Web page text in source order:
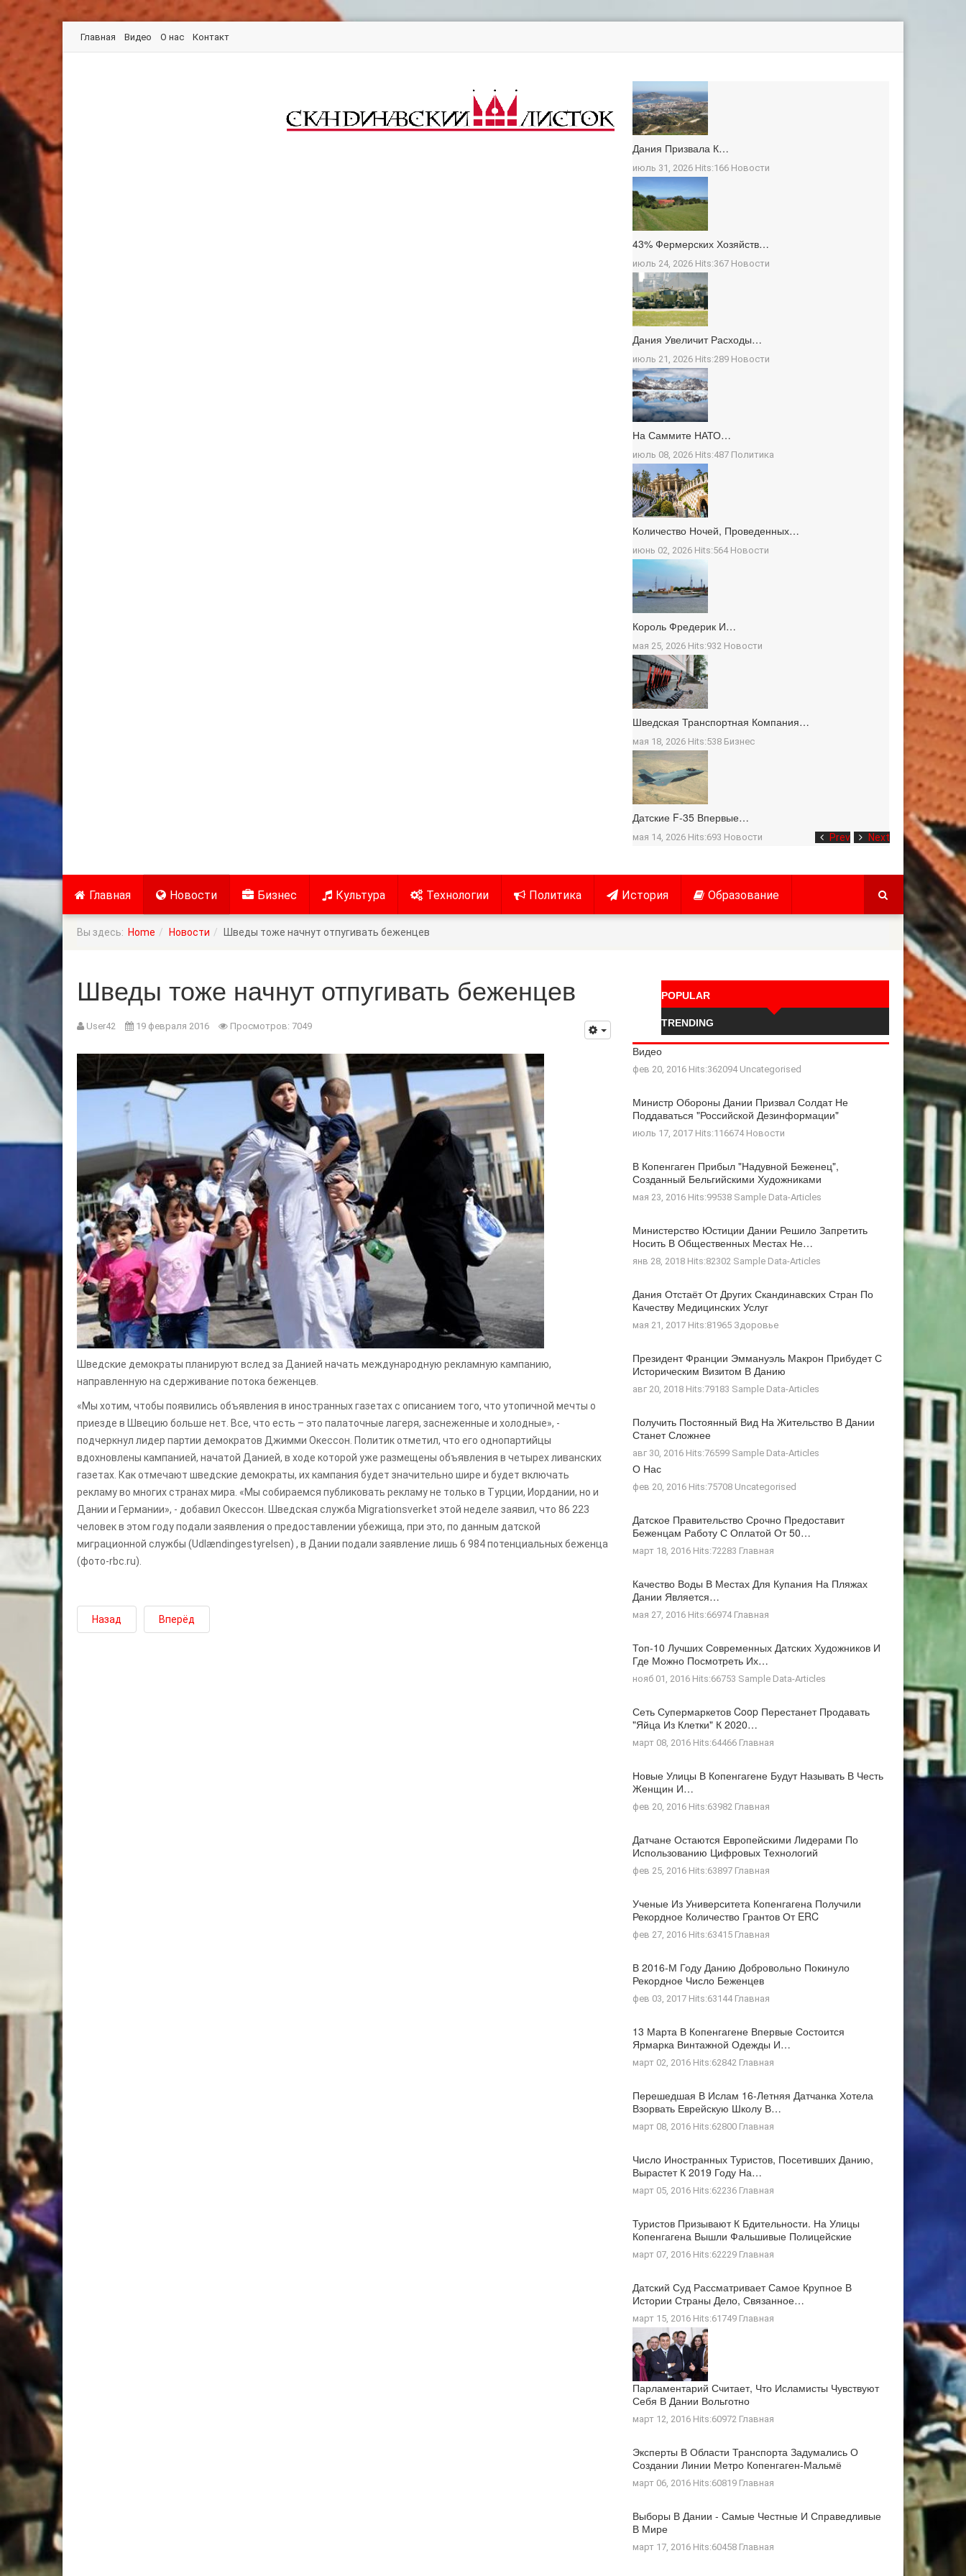
Главная Видео О нас Контакт
Prev Next
Дания Призвала К…
июль 31, 2026 Hits:166 Новости
43% Фермерских Хозяйств…
июль 24, 2026 Hits:367 Новости
Дания Увеличит Расходы…
июль 21, 2026 Hits:289 Новости
На Саммите НАТО…
июль 08, 2026 Hits:487 Политика
Количество Ночей, Проведенных…
июнь 02, 2026 Hits:564 Новости
Король Фредерик И…
мая 25, 2026 Hits:932 Новости
Шведская Транспортная Компания…
мая 18, 2026 Hits:538 Бизнес
Датские F-35 Впервые…
мая 14, 2026 Hits:693 Новости
Главная Новости Бизнес Культура Технологии Политика История Образование
Вы здесь: Home Новости Шведы тоже начнут отпугивать беженцев
Шведы тоже начнут отпугивать беженцев
User42 19 февраля 2016 Просмотров: 7049
Шведские демократы планируют вслед за Данией начать международную рекламную кампанию,
направленную на сдерживание потока беженцев.
«Мы хотим, чтобы появились объявления в иностранных газетах с описанием того, что утопичной мечты о
приезде в Швецию больше нет. Все, что есть – это палаточные лагеря, заснеженные и холодные», -
подчеркнул лидер партии демократов Джимми Окессон. Политик отметил, что его однопартийцы
вдохновлены кампанией, начатой Данией, в ходе которой уже размещены объявления в четырех ливанских
газетах. Как отмечают шведские демократы, их кампания будет значительно шире и будет включать
рекламу во многих странах мира. «Мы собираемся публиковать рекламу не только в Турции, Иордании, но и
Дании и Германии», - добавил Окессон. Шведская служба Migrationsverket этой неделе заявил, что 86 223
человек в этом году подали заявления о предоставлении убежища, при это, по данным датской
миграционной службы (Udlændingestyrelsen) , в Дании подали заявление лишь 6 984 потенциальных беженца
(фото-rbc.ru).
Назад Вперёд
POPULAR
TRENDING
Видео
фев 20, 2016 Hits:362094 Uncategorised
Министр Обороны Дании Призвал Солдат Не
Поддаваться "российской Дезинформации"
июль 17, 2017 Hits:116674 Новости
В Копенгаген Прибыл "Надувной Беженец",
Созданный Бельгийскими Художниками
мая 23, 2016 Hits:99538 Sample Data-Articles
Министерство Юстиции Дании Решило Запретить
Носить В Общественных Местах Не…
янв 28, 2018 Hits:82302 Sample Data-Articles
Дания Отстаёт От Других Скандинавских Стран По
Качеству Медицинских Услуг
мая 21, 2017 Hits:81965 Здоровье
Президент Франции Эммануэль Макрон Прибудет С
Историческим Визитом В Данию
авг 20, 2018 Hits:79183 Sample Data-Articles
Получить Постоянный Вид На Жительство В Дании
Станет Сложнее
авг 30, 2016 Hits:76599 Sample Data-Articles
О Нас
фев 20, 2016 Hits:75708 Uncategorised
Датское Правительство Срочно Предоставит
Беженцам Работу С Оплатой От 50…
март 18, 2016 Hits:72283 Главная
Качество Воды В Местах Для Купания На Пляжах
Дании Является…
мая 27, 2016 Hits:66974 Главная
Топ-10 Лучших Современных Датских Художников И
Где Можно Посмотреть Их…
нояб 01, 2016 Hits:66753 Sample Data-Articles
Сеть Супермаркетов Coop Перестанет Продавать
"яйца Из Клетки" К 2020…
март 08, 2016 Hits:64466 Главная
Новые Улицы В Копенгагене Будут Называть В Честь
Женщин И…
фев 20, 2016 Hits:63982 Главная
Датчане Остаются Европейскими Лидерами По
Использованию Цифровых Технологий
фев 25, 2016 Hits:63897 Главная
Ученые Из Университета Копенгагена Получили
Рекордное Количество Грантов От ERC
фев 27, 2016 Hits:63415 Главная
В 2016-М Году Данию Добровольно Покинуло
Рекордное Число Беженцев
фев 03, 2017 Hits:63144 Главная
13 Марта В Копенгагене Впервые Состоится
Ярмарка Винтажной Одежды И…
март 02, 2016 Hits:62842 Главная
Перешедшая В Ислам 16-Летняя Датчанка Хотела
Взорвать Еврейскую Школу В…
март 08, 2016 Hits:62800 Главная
Число Иностранных Туристов, Посетивших Данию,
Вырастет К 2019 Году На…
март 05, 2016 Hits:62236 Главная
Туристов Призывают К Бдительности. На Улицы
Копенгагена Вышли Фальшивые Полицейские
март 07, 2016 Hits:62229 Главная
Датский Суд Рассматривает Самое Крупное В
Истории Страны Дело, Связанное…
март 15, 2016 Hits:61749 Главная
Парламентарий Считает, Что Исламисты Чувствуют
Себя В Дании Вольготно
март 12, 2016 Hits:60972 Главная
Эксперты В Области Транспорта Задумались О
Создании Линии Метро Копенгаген-Мальмё
март 06, 2016 Hits:60819 Главная
Выборы В Дании - Самые Честные И Справедливые
В Мире
март 17, 2016 Hits:60458 Главная